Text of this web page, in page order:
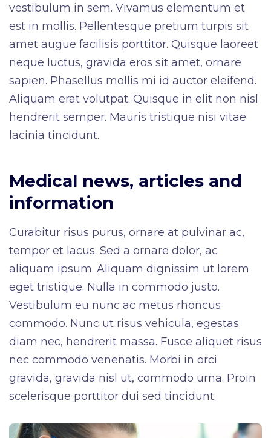
vestibulum in sem. Vivamus elementum et
est in mollis. Pellentesque pretium turpis sit
amet augue facilisis porttitor. Quisque laoreet
neque luctus, gravida eros sit amet, ornare
sapien. Phasellus mollis mi id auctor eleifend.
Aliquam erat volutpat. Quisque in elit non nisl
hendrerit semper. Mauris tristique nisi vitae
lacinia tincidunt.
Medical news, articles and
information
Curabitur risus purus, ornare at pulvinar ac,
tempor et lacus. Sed a ornare dolor, ac
aliquam ipsum. Aliquam dignissim ut lorem
eget tristique. Nulla in commodo justo.
Vestibulum eu nunc ac metus rhoncus
commodo. Nunc ut risus vehicula, egestas
diam nec, hendrerit massa. Fusce aliquet risus
nec commodo venenatis. Morbi in orci
gravida, gravida nisl ut, commodo urna. Proin
scelerisque porttitor dui sed tincidunt.